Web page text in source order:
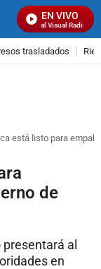
EN VIVO
Señal Visual Radio
trasladados
está listo para
de
al
en